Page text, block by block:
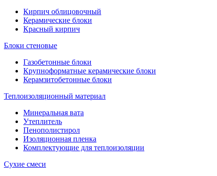
Кирпич облицовочный
Керамические блоки
Красный кирпич
Блоки стеновые
Газобетонные блоки
Крупноформатные керамические блоки
Керамзитобетонные блоки
Теплоизоляционный материал
Минеральная вата
Утеплитель
Пенополистирол
Изоляционная пленка
Комплектующие для теплоизоляции
Сухие смеси